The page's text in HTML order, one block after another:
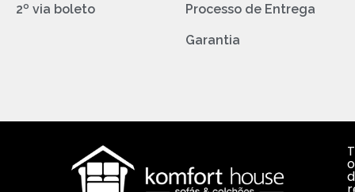
2º via boleto Processo de Entrega
Garantia